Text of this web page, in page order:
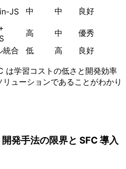
JS 中 中 良好
高 中
優秀
統合 低 高 良好
は学習コストの低さと開発効率
ューションであることがわかり
発手法の限界と SFC 導入